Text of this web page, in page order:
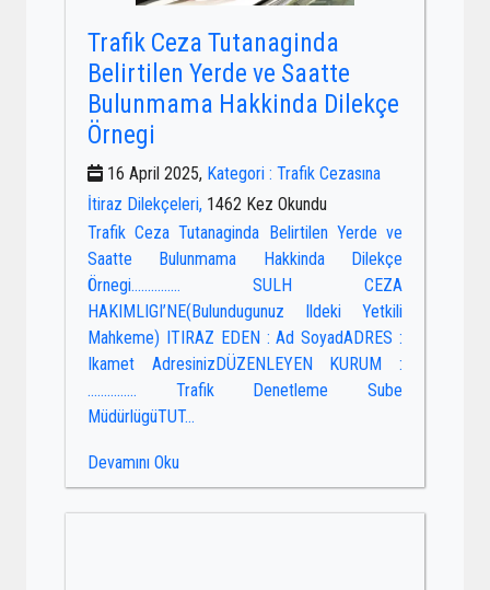
Trafik Ceza Tutanaginda
Belirtilen Yerde ve Saatte
Bulunmama Hakkinda Dilekçe
Örnegi
16 April 2025, Kategori : Trafik Cezasına
İtiraz Dilekçeleri, 1462 Kez Okundu
Trafik Ceza Tutanaginda Belirtilen Yerde ve
Saatte Bulunmama Hakkinda Dilekçe
Örnegi…………… SULH CEZA
HAKIMLIGI’NE(Bulundugunuz Ildeki Yetkili
Mahkeme) ITIRAZ EDEN : Ad SoyadADRES :
Ikamet AdresinizDÜZENLEYEN KURUM :
…………… Trafik Denetleme Sube
MüdürlügüTUT...
Devamını Oku